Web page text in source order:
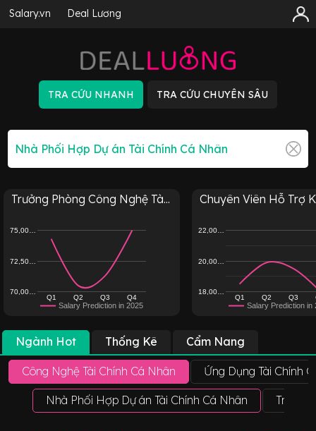
Salary.vn Deal Lương
Trưởng Phòng Công Nghệ Tà...
Salary Prediction in 2025
Q1 Q2 Q3 Q4
70,00…
72,50…
75,00…
Chuyên Viên Hỗ Trợ
Salary Prediction in
Q1 Q2 Q3
18,00…
20,00…
22,00…
Ngành Hot Thống Kê Cẩm Nang
Công Nghệ Tài Chính Cá Nhân Ứng Dụng Tài Chính
Nhà Phối Hợp Dự án Tài Chính Cá Nhân Trưởng